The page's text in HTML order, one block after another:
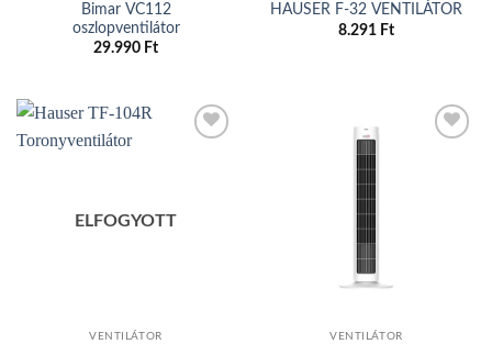
Bimar VC112
oszlopventilátor
29.990 Ft
HAUSER F-32 VENTILÁTOR
8.291 Ft
ELFOGYOTT
VENTILÁTOR VENTILÁTOR